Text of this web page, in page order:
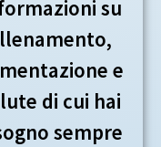
su
e
di cui hai
sempre